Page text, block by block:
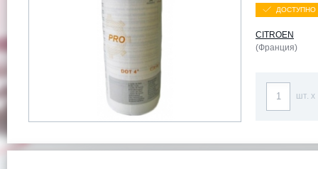
ДОСТУПНО
CITROEN
(Франция)
шт. x